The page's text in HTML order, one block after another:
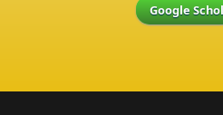
Google